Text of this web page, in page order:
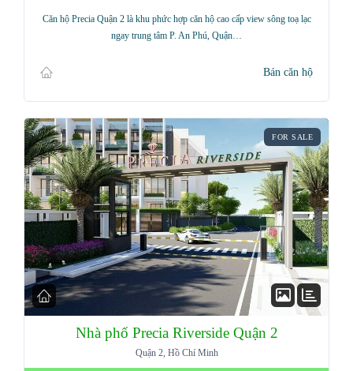
Căn hộ Precia Quận 2 là khu phức hợp căn hộ cao cấp view sông toạ lạc
ngay trung tâm P. An Phú, Quận…
Bán căn hộ
FOR SALE
Nhà phố Precia Riverside Quận 2
Quận 2, Hồ Chí Minh